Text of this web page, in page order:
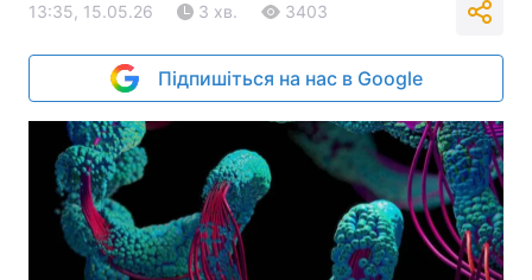
13:35, 15.05.26 3 хв. 3403
Підпишіться на нас в Google